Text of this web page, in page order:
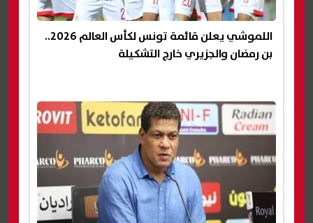
اللموشي يعلن قائمة تونس لكأس العالم 2026..
بن رمضان والجزيري خارج التشكيلة